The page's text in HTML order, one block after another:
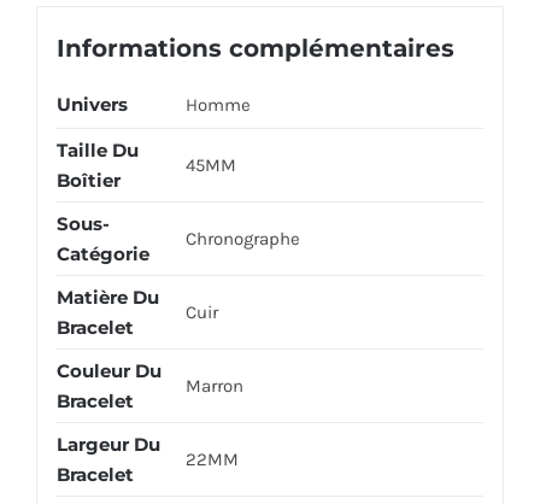
Informations complémentaires
Univers Homme
Taille Du
Boîtier
45MM
Sous-
Catégorie
Chronographe
Matière Du
Bracelet
Cuir
Couleur Du
Bracelet
Marron
Largeur Du
Bracelet
22MM